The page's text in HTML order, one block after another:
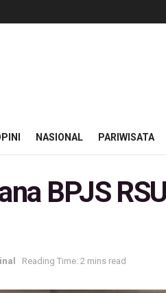
NASIONAL PARIWISATA
BPJS
Reading Time: 2 mins read